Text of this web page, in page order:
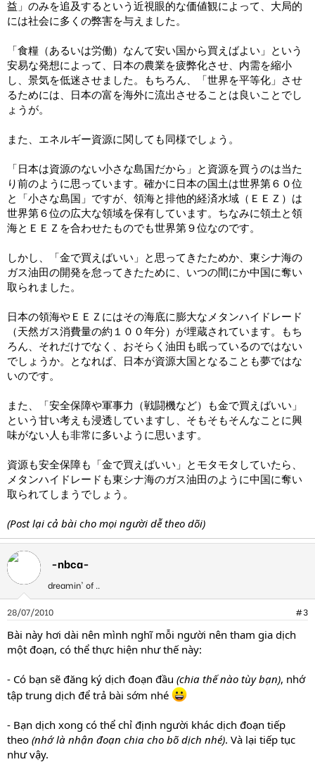
益」のみを追及するという近視眼的な価値観によって、大局的
には社会に多くの弊害を与えました。
「食糧（あるいは労働）なんて安い国から買えばよい」という
安易な発想によって、日本の農業を疲弊化させ、内需を縮小
し、景気を低迷させました。もちろん、「世界を平等化」させ
るためには、日本の富を海外に流出させることは良いことでし
ょうが。
また、エネルギー資源に関しても同様でしょう。
「日本は資源のない小さな島国だから」と資源を買うのは当た
り前のように思っています。確かに日本の国土は世界第６０位
と「小さな島国」ですが、領海と排他的経済水域（ＥＥＺ）は
世界第６位の広大な領域を保有しています。ちなみに領土と領
海とＥＥＺを合わせたものでも世界第９位なのです。
しかし、「金で買えばいい」と思ってきたためか、東シナ海の
ガス油田の開発を怠ってきたために、いつの間にか中国に奪い
取られました。
日本の領海やＥＥＺにはその海底に膨大なメタンハイドレード
（天然ガス消費量の約１００年分）が埋蔵されています。もち
ろん、それだけでなく、おそらく油田も眠っているのではない
でしょうか。となれば、日本が資源大国となることも夢ではな
いのです。
また、「安全保障や軍事力（戦闘機など）も金で買えばいい」
という甘い考えも浸透していますし、そもそもそんなことに興
味がない人も非常に多いように思います。
資源も安全保障も「金で買えばいい」とモタモタしていたら、
メタンハイドレードも東シナ海のガス油田のように中国に奪い
取られてしまうでしょう。
(Post lại cả bài cho mọi người dễ theo dõi)
-nbca-
dreamin' of ..
28/07/2010 #3
Bài này hơi dài nên mình nghĩ mỗi người nên tham gia dịch
một đoạn, có thể thực hiện như thế này:
- Có bạn sẽ đăng ký dịch đoạn đầu (chia thế nào tùy bạn), nhớ
tập trung dịch để trả bài sớm nhé
- Bạn dịch xong có thể chỉ định người khác dịch đoạn tiếp
theo (nhớ là nhận đoạn chia cho bõ dịch nhé). Và lại tiếp tục
như vậy.